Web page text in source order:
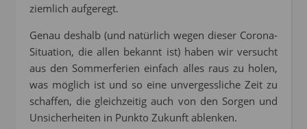
ziemlich aufgeregt.
Genau deshalb (und natürlich wegen dieser Corona-
Situation, die allen bekannt ist) haben wir versucht
aus den Sommerferien einfach alles raus zu holen,
was möglich ist und so eine unvergessliche Zeit zu
schaffen, die gleichzeitig auch von den Sorgen und
Unsicherheiten in Punkto Zukunft ablenken.